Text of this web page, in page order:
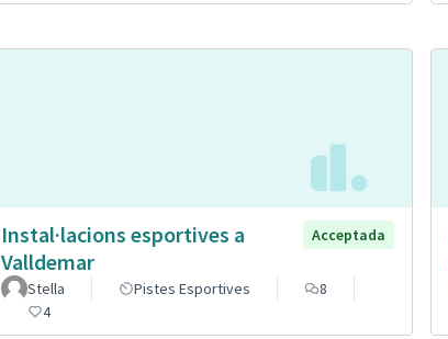
Instal·lacions esportives a
Valldemar
Acceptada
Stella Pistes Esportives
8
4